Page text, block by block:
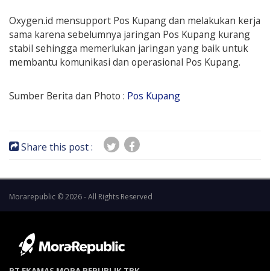
Oxygen.id mensupport Pos Kupang dan melakukan kerja
sama karena sebelumnya jaringan Pos Kupang kurang
stabil sehingga memerlukan jaringan yang baik untuk
membantu komunikasi dan operasional Pos Kupang.
Sumber Berita dan Photo : Pos Kupang
Share this post :
Morarepublic © 2026 - All Rights Reserved